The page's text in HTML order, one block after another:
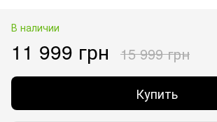
В наличии
11 999 грн 15 999 грн
Купить